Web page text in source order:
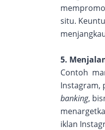
situ.
5.
Contoh
Instagram,
banking,
iklan